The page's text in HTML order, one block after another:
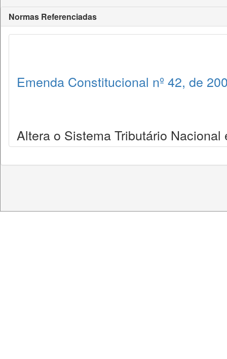
Normas Referenciadas
Emenda Constitucional nº 42, de
Altera o Sistema Tributário